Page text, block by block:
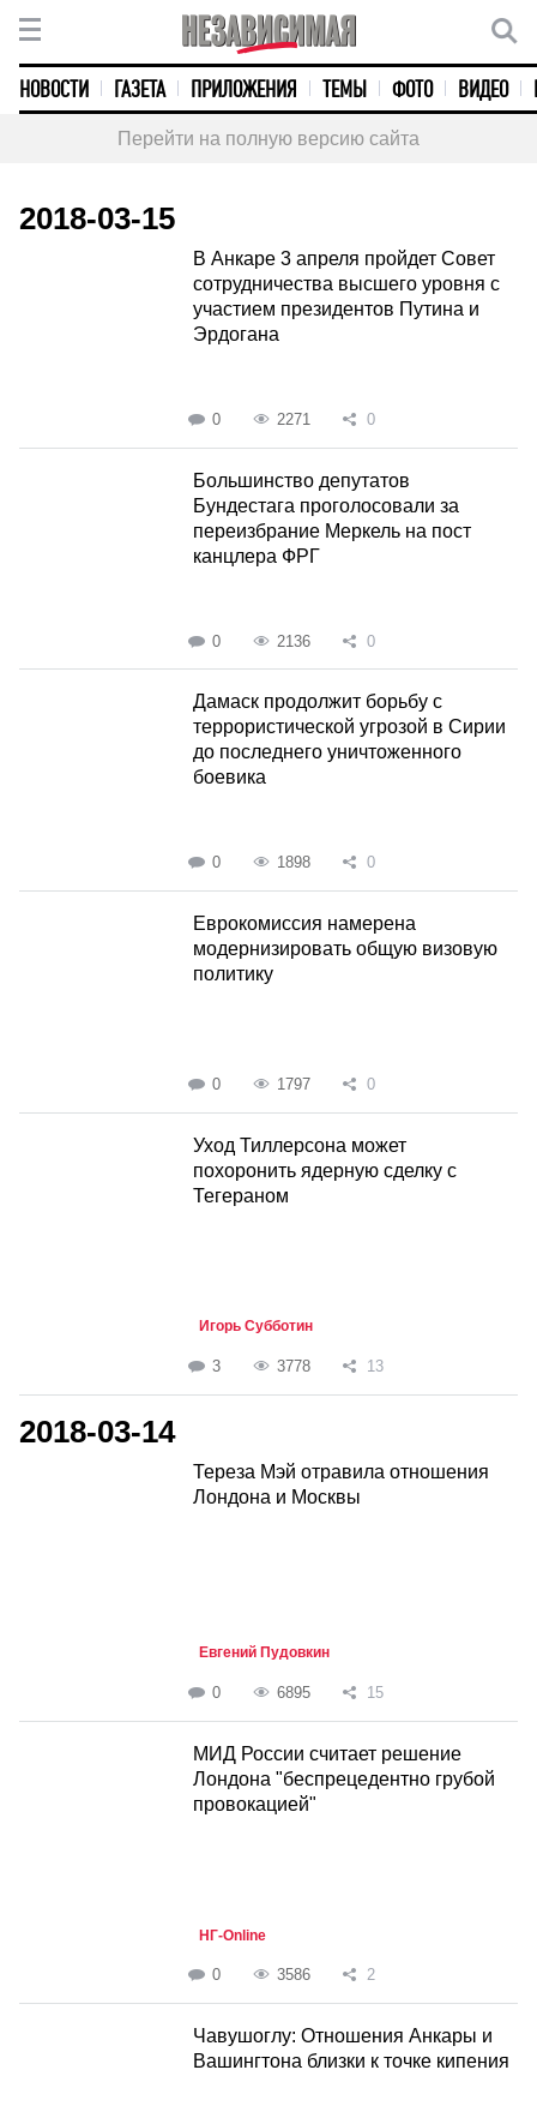
НОВОСТИ ГАЗЕТА ПРИЛОЖЕНИЯ ТЕМЫ ФОТО ВИДЕО
Перейти на полную версию сайта
2018-03-15
В Анкаре 3 апреля пройдет Совет
сотрудничества высшего уровня с
участием президентов Путина и
Эрдогана
0 2271 0
Большинство депутатов
Бундестага проголосовали за
переизбрание Меркель на пост
канцлера ФРГ
0 2136 0
Дамаск продолжит борьбу с
террористической угрозой в Сирии
до последнего уничтоженного
боевика
0 1898 0
Еврокомиссия намерена
модернизировать общую визовую
политику
0 1797 0
Уход Тиллерсона может
похоронить ядерную сделку с
Тегераном
Игорь Субботин
3 3778 13
2018-03-14
Тереза Мэй отравила отношения
Лондона и Москвы
Евгений Пудовкин
0 6895 15
МИД России считает решение
Лондона "беспрецедентно грубой
провокацией"
НГ-Online
0 3586 2
Чавушоглу: Отношения Анкары и
Вашингтона близки к точке кипения